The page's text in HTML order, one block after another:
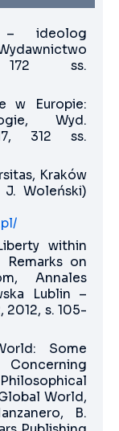
– ideolog
172 ss.
w Europie:
Wyd.
312 ss.
Kraków
J. Woleński)
within
Remarks on
Annales
Lublin –
2012, s. 105-
Some
World,
B.